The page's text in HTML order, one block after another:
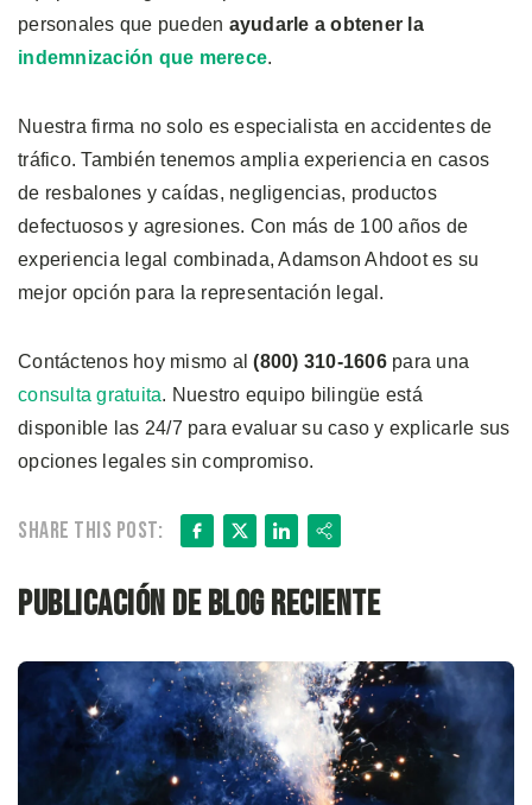
personales que pueden ayudarle a obtener la
indemnización que merece.
Nuestra firma no solo es especialista en accidentes de
tráfico. También tenemos amplia experiencia en casos
de resbalones y caídas, negligencias, productos
defectuosos y agresiones. Con más de 100 años de
experiencia legal combinada, Adamson Ahdoot es su
mejor opción para la representación legal.
Contáctenos hoy mismo al (800) 310-1606 para una
consulta gratuita. Nuestro equipo bilingüe está
disponible las 24/7 para evaluar su caso y explicarle sus
opciones legales sin compromiso.
Share this post: Facebook
X LinkedIn
Share
Publicación de blog reciente